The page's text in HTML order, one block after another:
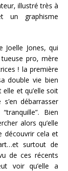
illustré très à
un graphisme
Joelle Jones, qui
pro, mère
! la première
double vie bien
elle et qu’elle soit
débarrasser
Bien
alors qu’elle
découvrir cela et
surtout de
de ces récents
voir qu’elle a